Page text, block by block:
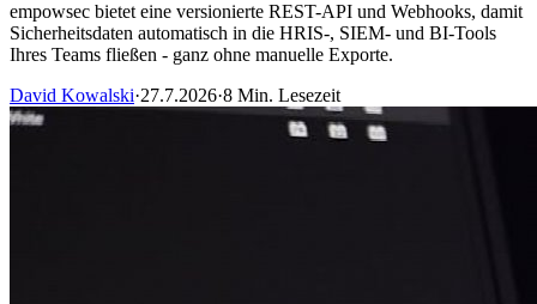
empowsec bietet eine versionierte REST-API und Webhooks, damit
Sicherheitsdaten automatisch in die HRIS-, SIEM- und BI-Tools
Ihres Teams fließen - ganz ohne manuelle Exporte.
David Kowalski·27.7.2026·8 Min. Lesezeit